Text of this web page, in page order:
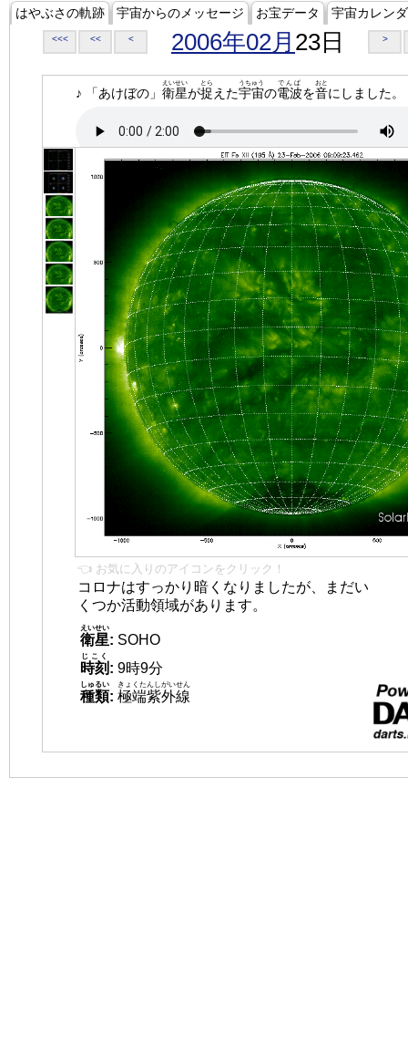
はやぶさの軌跡 宇宙からのメッセージ お宝データ 宇宙カレン
<<< << < 2006年02月 23日 >
♪ 「あけぼの」 衛星
えいせい
が捉
とら
えた宇宙
うちゅう
の電波
でんぱ
を音
おと
にしました。
👈 お気に入りのアイコンをクリック！
コロナはすっかり暗くなりましたが、まだい
くつか活動領域があります。
衛星
えいせい
: SOHO
時刻
じこく
: 9時9分
種類
しゅるい
: 極端紫外線
きょくたんしがいせん